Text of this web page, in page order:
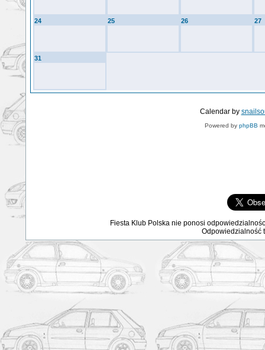
24 25 26 27
31
Calendar by
Powered by phpBB
Fiesta Klub Polska nie ponosi
Odpowiedzialność